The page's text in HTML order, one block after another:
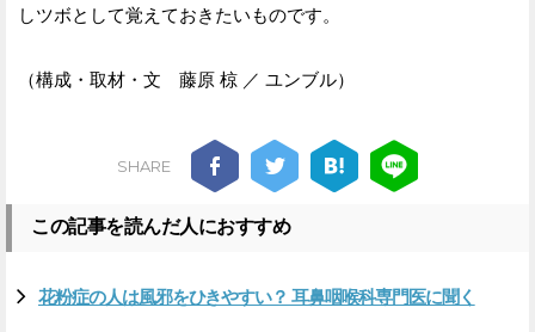
しツボとして覚えておきたいものです。
（構成・取材・文 藤原 椋 ／ ユンブル）
SHARE
この記事を読んだ人におすすめ
花粉症の人は風邪をひきやすい？ 耳鼻咽喉科専門医に聞く